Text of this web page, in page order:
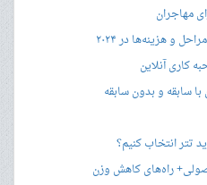
مهاجران
و هزینه‌ها در ۲۰۲۴
سابقه و بدون سابقه
تتر انتخاب کنیم؟
راه‌های کاهش وزن